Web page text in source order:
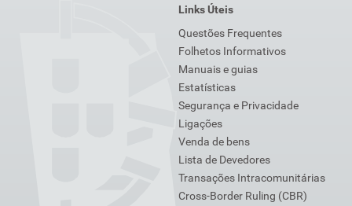
Links Úteis
Questões Frequentes
Folhetos Informativos
Manuais e guias
Estatísticas
Segurança e Privacidade
Ligações
Venda de bens
Lista de Devedores
Transações Intracomunitárias
Cross-Border Ruling (CBR)